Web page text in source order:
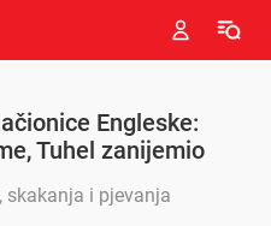
Engleske:
Tuhel zanijemio
skakanja i pjevanja